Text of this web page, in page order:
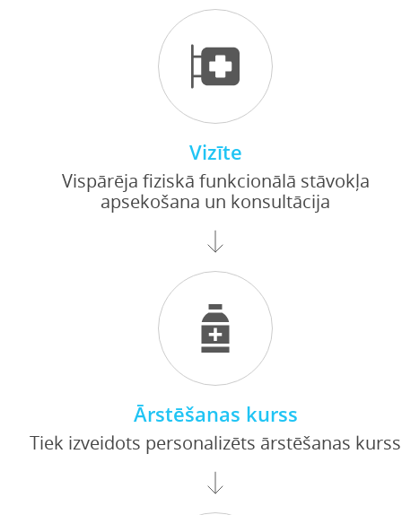
Vizīte
Vispārēja fiziskā funkcionālā stāvokļa
apsekošana un konsultācija
Ārstēšanas kurss
Tiek izveidots personalizēts ārstēšanas kurss